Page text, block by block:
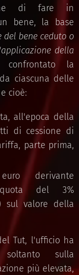
di fare in
bene, la base
del bene ceduto o
della
confrontato la
ciascuna delle
cioè:
all'epoca della
di cessione di
parte prima,
derivante
del 3%
sul valore della
Tut, l'ufficio ha
sulla
più elevata,